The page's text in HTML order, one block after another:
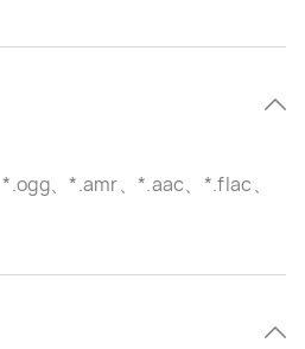
、*.amr、*.aac、*.flac、